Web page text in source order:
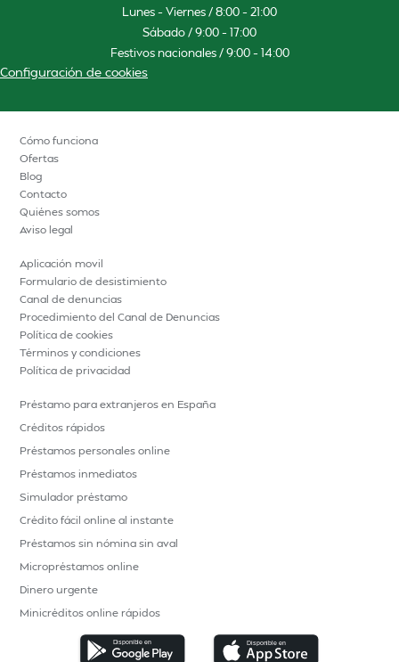
Lunes – Viernes / 8:00 – 21:00
Sábado / 9:00 – 17:00
Festivos nacionales / 9:00 – 14:00
Configuración de cookies
Cómo funciona
Ofertas
Blog
Contacto
Quiénes somos
Aviso legal
Aplicación movil
Formulario de desistimiento
Canal de denuncias
Procedimiento del Canal de Denuncias
Política de cookies
Términos y condiciones
Política de privacidad
Préstamo para extranjeros en España
Créditos rápidos
Préstamos personales online
Préstamos inmediatos
Simulador préstamo
Crédito fácil online al instante
Préstamos sin nómina sin aval
Micropréstamos online
Dinero urgente
Minicréditos online rápidos